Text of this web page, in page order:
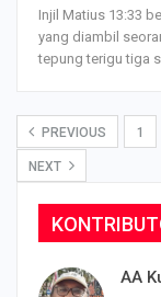
Injil Matius 13:33
yang diambil
tepung terigu tiga
PREVIOUS 1
NEXT
AA